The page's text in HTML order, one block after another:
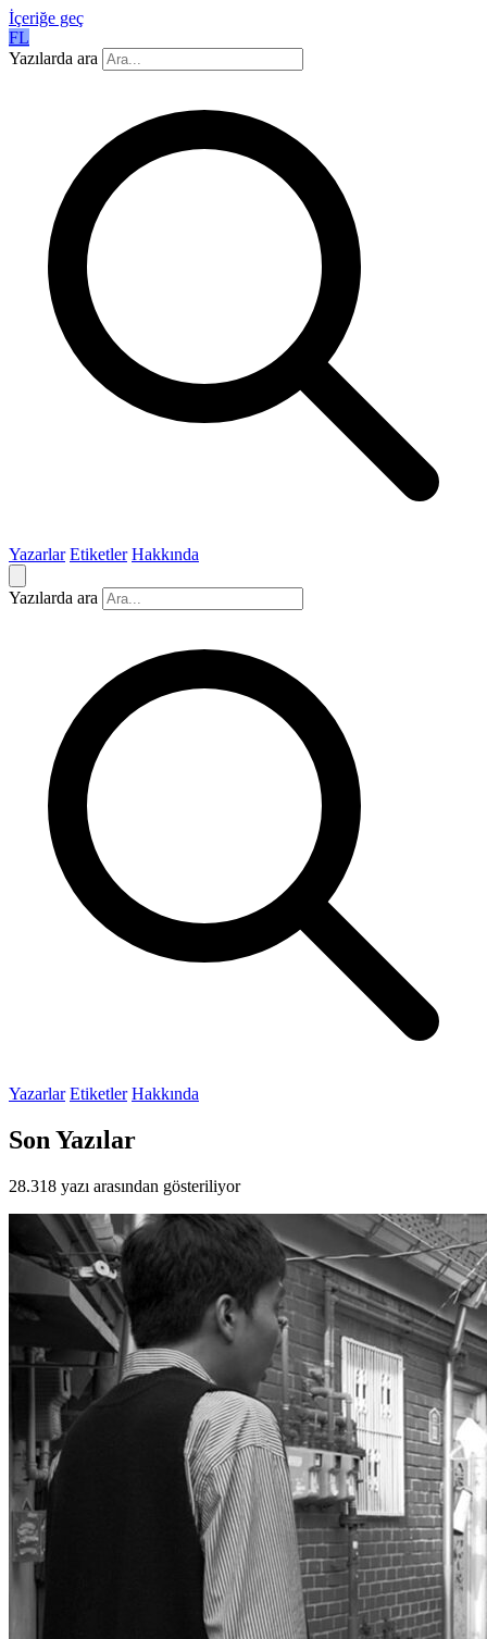
İçeriğe geç
FL
Yazılarda ara
Yazarlar Etiketler Hakkında
Yazılarda ara
Yazarlar Etiketler Hakkında
Son Yazılar
28.318 yazı arasından gösteriliyor